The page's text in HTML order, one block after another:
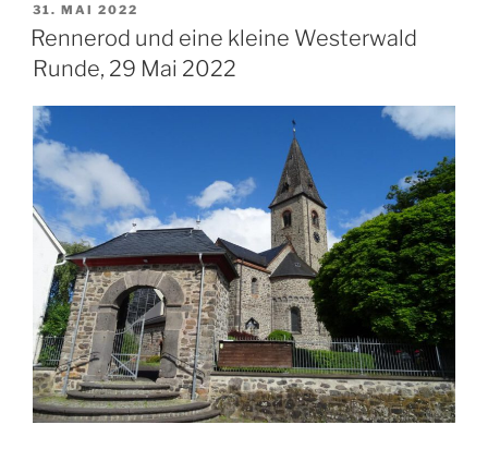
VERÖFFENTLICHT
AM
31. MAI 2022
Rennerod und eine kleine Westerwald
Runde, 29 Mai 2022